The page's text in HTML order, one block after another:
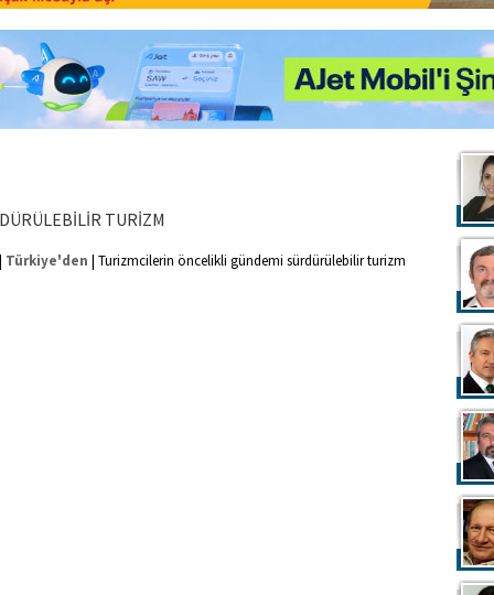
TURİZM
Türkiye'den | Turizmcilerin öncelikli gündemi sürdürülebilir turizm